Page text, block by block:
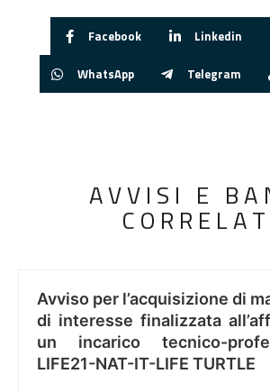
Facebook Linkedin
WhatsApp Telegram
AVVISI E
Avviso per l’acquisizione di
di interesse finalizzata
un incarico tecnico-
LIFE21-NAT-IT-LIFE TURTLE